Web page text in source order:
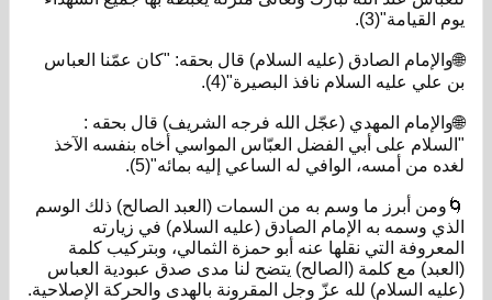
يوم القيامة"(3).
🌐والإمام الصادق (عليه السلام) قال بحقه: "كان عمّنا العباس
بن علي عليه السلام نافذ البصيرة"(4).
🌐والإمام المهدي (عجّل الله فرجه الشريف) قال بحقه :
"السلام على أبي الفضل العبّاس المواسي أخاه بنفسه الآخذ
لغده من أمسه، الوافي له الساعي إليه بمائه"(5).
🌀ومن أبرز ما وسم به من السمات (العبد الصالح) ذلك الوسم
الذي وسمه به الإمام الصادق (عليه السلام) في زيارته
المعروفة التي نقلها عنه أبو حمزة الثمالي، وبتركيب كلمة
(العبد) مع كلمة (الصالح) يتضح لنا مدى صدق عبودية العباس
(عليه السلام) لله عزّ وجل المقرونة بالهدى والحركة الإصلاحية.